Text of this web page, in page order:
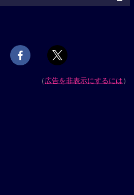
（広告を非表示にするには）